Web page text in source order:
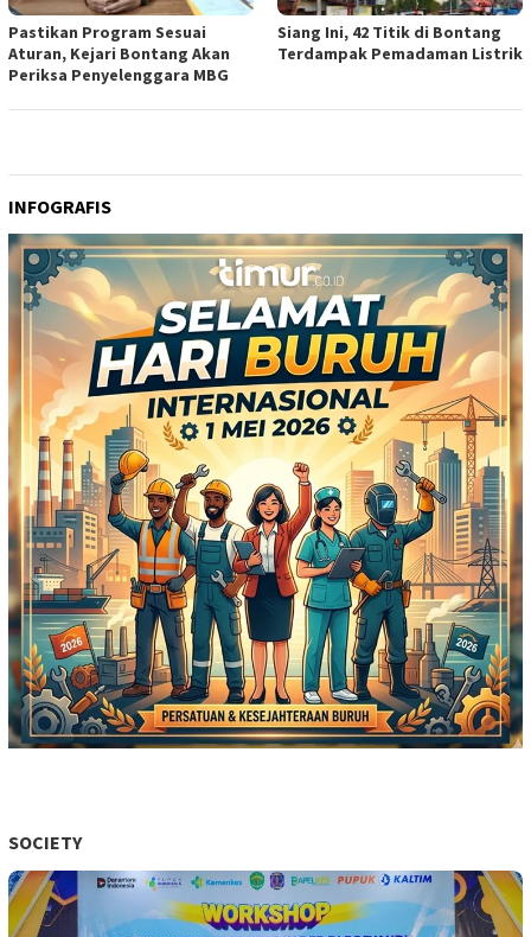
Pastikan Program Sesuai
Aturan, Kejari Bontang Akan
Periksa Penyelenggara MBG
Siang Ini, 42 Titik di Bontang
Terdampak Pemadaman Listrik
INFOGRAFIS
SOCIETY